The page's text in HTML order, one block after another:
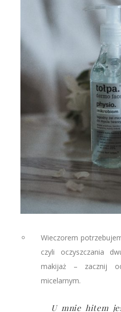
Wieczorem
czyli oczyszczania
makijaż – zacznij
micelarnym.
U mniehitem